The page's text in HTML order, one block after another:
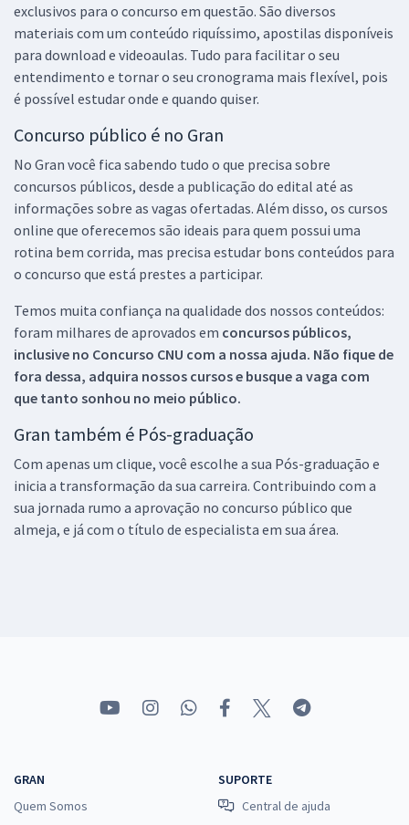
exclusivos para o concurso em questão. São diversos
materiais com um conteúdo riquíssimo, apostilas disponíveis
para download e videoaulas. Tudo para facilitar o seu
entendimento e tornar o seu cronograma mais flexível, pois
é possível estudar onde e quando quiser.
Concurso público é no Gran
No Gran você fica sabendo tudo o que precisa sobre
concursos públicos, desde a publicação do edital até as
informações sobre as vagas ofertadas. Além disso, os cursos
online que oferecemos são ideais para quem possui uma
rotina bem corrida, mas precisa estudar bons conteúdos para
o concurso que está prestes a participar.
Temos muita confiança na qualidade dos nossos conteúdos:
foram milhares de aprovados em concursos públicos,
inclusive no Concurso CNU com a nossa ajuda. Não fique de
fora dessa, adquira nossos cursos e busque a vaga com
que tanto sonhou no meio público.
Gran também é Pós-graduação
Com apenas um clique, você escolhe a sua Pós-graduação e
inicia a transformação da sua carreira. Contribuindo com a
sua jornada rumo a aprovação no concurso público que
almeja, e já com o título de especialista em sua área.
GRAN
Quem Somos
SUPORTE
Central de ajuda